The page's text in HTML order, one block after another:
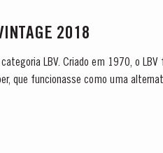
2018
categoria LBV. Criado em 1970, o
que funcionasse como uma
após dois anos em madeira e